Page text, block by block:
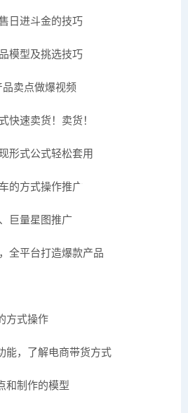
日进斗金的技巧
模型及挑选技巧
卖点做爆视频
快速卖货！卖货！
形式公式轻松套用
的方式操作推广
巨量星图推广
全平台打造爆款产品
方式操作
能，了解电商带货方式
和制作的模型